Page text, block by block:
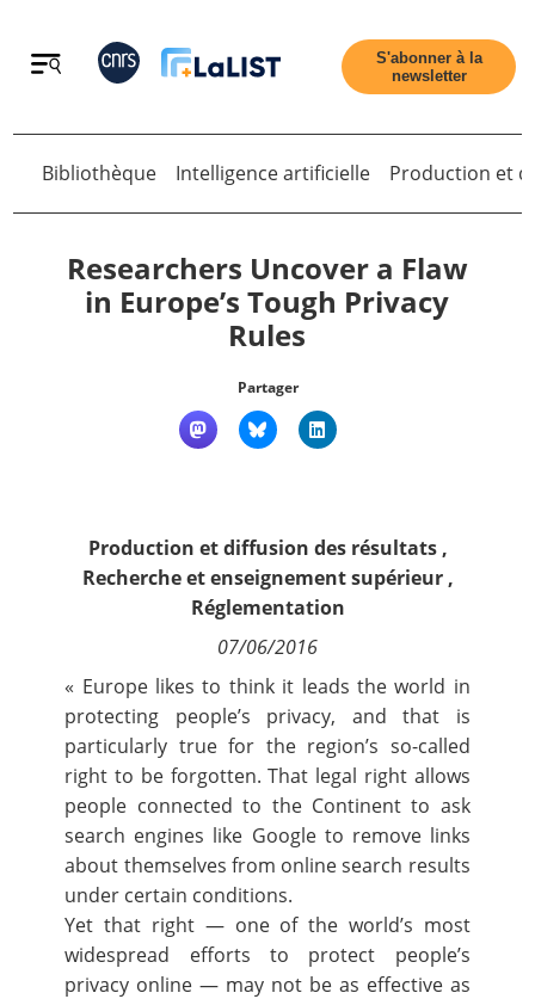
Retour
Contact
S'abonner à la
newsletter
Retour
Bibliothèque Intelligence artificielle Production et
Researchers Uncover a Flaw
in Europe’s Tough Privacy
Rules
Partager
Production et diffusion des résultats,
Recherche et enseignement supérieur,
Réglementation
07/06/2016
« Europe likes to think it leads the world in
protecting people’s privacy, and that is
particularly true for the region’s so-called
right to be forgotten. That legal right allows
people connected to the Continent to ask
search engines like Google to remove links
about themselves from online search results
under certain conditions.
Yet that right — one of the world’s most
widespread efforts to protect people’s
privacy online — may not be as effective as